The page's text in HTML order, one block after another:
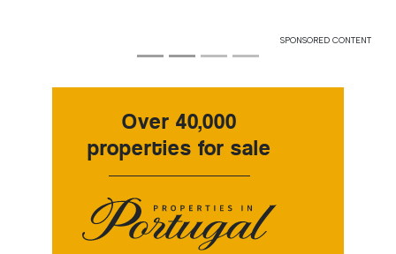
SPONSORED CONTENT
Over 40,000
properties for sale